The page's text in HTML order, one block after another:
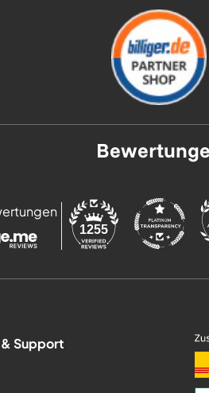
1255
Support